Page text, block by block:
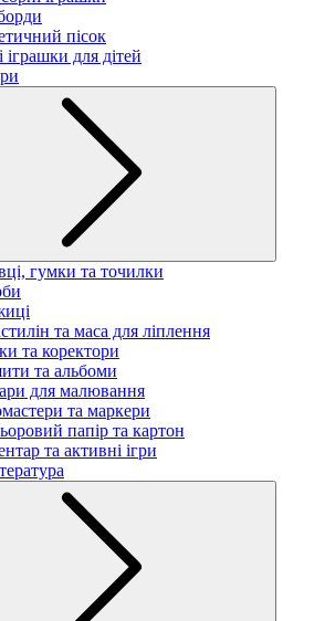
пісок
іграшки для дітей
гумки та точилки
та маса для ліплення
та коректори
та альбоми
для малювання
та маркери
папір та картон
та активні ігри